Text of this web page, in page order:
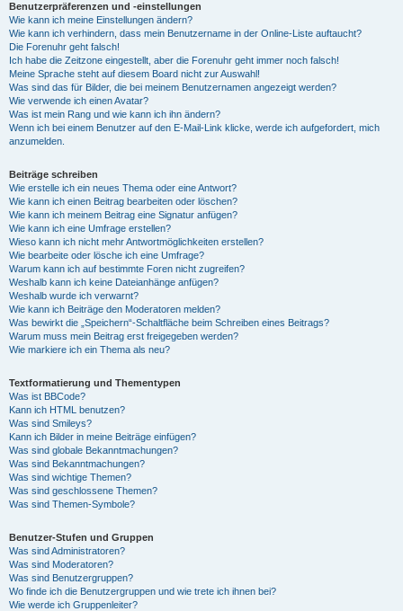
Benutzerpräferenzen und -einstellungen
Wie kann ich meine Einstellungen ändern?
Wie kann ich verhindern, dass mein Benutzername in der Online-Liste auftaucht?
Die Forenuhr geht falsch!
Ich habe die Zeitzone eingestellt, aber die Forenuhr geht immer noch falsch!
Meine Sprache steht auf diesem Board nicht zur Auswahl!
Was sind das für Bilder, die bei meinem Benutzernamen angezeigt werden?
Wie verwende ich einen Avatar?
Was ist mein Rang und wie kann ich ihn ändern?
Wenn ich bei einem Benutzer auf den E-Mail-Link klicke, werde ich aufgefordert, mich
anzumelden.
Beiträge schreiben
Wie erstelle ich ein neues Thema oder eine Antwort?
Wie kann ich einen Beitrag bearbeiten oder löschen?
Wie kann ich meinem Beitrag eine Signatur anfügen?
Wie kann ich eine Umfrage erstellen?
Wieso kann ich nicht mehr Antwortmöglichkeiten erstellen?
Wie bearbeite oder lösche ich eine Umfrage?
Warum kann ich auf bestimmte Foren nicht zugreifen?
Weshalb kann ich keine Dateianhänge anfügen?
Weshalb wurde ich verwarnt?
Wie kann ich Beiträge den Moderatoren melden?
Was bewirkt die „Speichern“-Schaltfläche beim Schreiben eines Beitrags?
Warum muss mein Beitrag erst freigegeben werden?
Wie markiere ich ein Thema als neu?
Textformatierung und Thementypen
Was ist BBCode?
Kann ich HTML benutzen?
Was sind Smileys?
Kann ich Bilder in meine Beiträge einfügen?
Was sind globale Bekanntmachungen?
Was sind Bekanntmachungen?
Was sind wichtige Themen?
Was sind geschlossene Themen?
Was sind Themen-Symbole?
Benutzer-Stufen und Gruppen
Was sind Administratoren?
Was sind Moderatoren?
Was sind Benutzergruppen?
Wo finde ich die Benutzergruppen und wie trete ich ihnen bei?
Wie werde ich Gruppenleiter?